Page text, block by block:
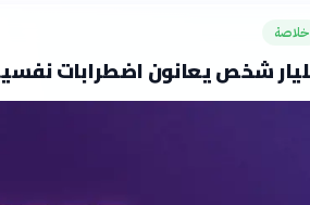
خلاصة